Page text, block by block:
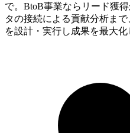
で。BtoB事業ならリード獲
タの接続による貢献分析ま
を設計・実行し成果を最大化